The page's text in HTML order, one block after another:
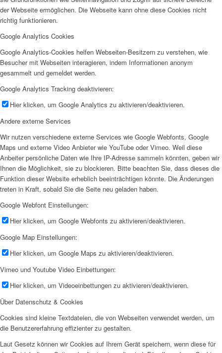
der Webseite ermöglichen. Die Webseite kann ohne diese Cookies nicht
richtig funktionieren.
Google Analytics Cookies
Google Analytics-Cookies helfen Webseiten-Besitzern zu verstehen, wie
Besucher mit Webseiten interagieren, indem Informationen anonym
gesammelt und gemeldet werden.
Google Analytics Tracking deaktivieren:
Hier klicken, um Google Analytics zu aktivieren/deaktivieren.
Andere externe Services
Wir nutzen verschiedene externe Services wie Google Webfonts, Google
Maps und externe Video Anbieter wie YouTube oder Vimeo. Weil diese
Anbeiter persönliche Daten wie Ihre IP-Adresse sammeln könnten, geben wir
Ihnen die Möglichkeit, sie zu blockieren. Bitte beachten Sie, dass dieses die
Funktion dieser Website erheblich beeinträchtigen könnte. Die Änderungen
treten in Kraft, sobald Sie die Seite neu geladen haben.
Google Webfont Einstellungen:
Hier klicken, um Google Webfonts zu aktivieren/deaktivieren.
Google Map Einstellungen:
Hier klicken, um Google Maps zu aktivieren/deaktivieren.
Vimeo und Youtube Video Einbettungen:
Hier klicken, um Videoeinbettungen zu aktivieren/deaktivieren.
Über Datenschutz & Cookies
Cookies sind kleine Textdateien, die von Webseiten verwendet werden, um
die Benutzererfahrung effizienter zu gestalten.
Laut Gesetz können wir Cookies auf Ihrem Gerät speichern, wenn diese für